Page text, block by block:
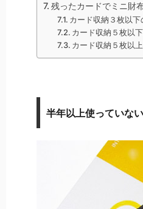
残ったカードでミニ財
カード収納３枚以
カード収納５枚以
カード収納５枚以
半年以上使っていな